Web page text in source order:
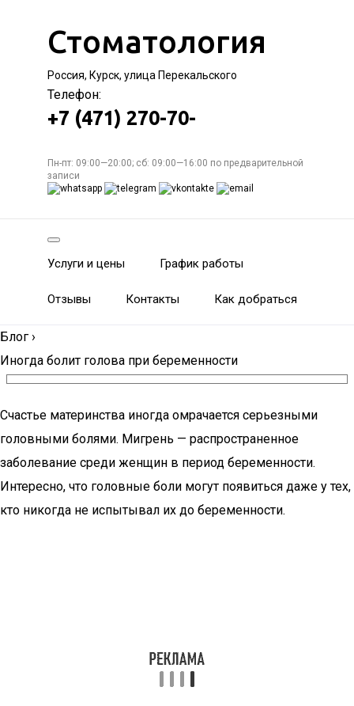
Стоматология
Россия, Курск, улица Перекальского
Телефон:
+7 (471) 270-70-
Пн-пт: 09:00—20:00; сб: 09:00—16:00 по предварительной
записи
Услуги и цены График работы
Отзывы Контакты Как добраться
Блог ›
Иногда болит голова при беременности
Счастье материнства иногда омрачается серьезными
головными болями. Мигрень — распространенное
заболевание среди женщин в период беременности.
Интересно, что головные боли могут появиться даже у тех,
кто никогда не испытывал их до беременности.